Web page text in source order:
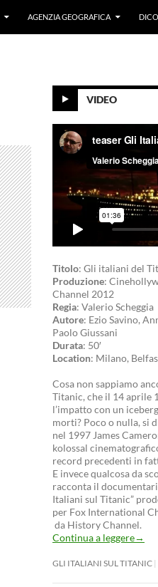
AGENZIA GEOGRAFICA
VIDEO
Titolo: Gli italiani del
Produzione:
Channel 2012
Regia: Valerio Scheggia
Autore: Ezio Savino,
Paolo Giussani
Durata: 50′
Location: Milano,
Cosa non sappiamo
Titanic, che il 14 aprile
l’impatto con un
morti? Poco o nulla, si
nel 1997 James
kolossal
record precedenti in
E invece qualcosa da
racconta il
Italiani sul Titanic”
per Fox International
da History Channel.
Continua a leggere→
GLI ITALIANI SUL TITANIC